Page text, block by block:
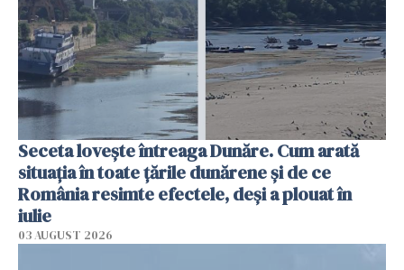
Seceta lovește întreaga Dunăre. Cum arată
situația în toate țările dunărene și de ce
România resimte efectele, deși a plouat în
iulie
03 AUGUST 2026